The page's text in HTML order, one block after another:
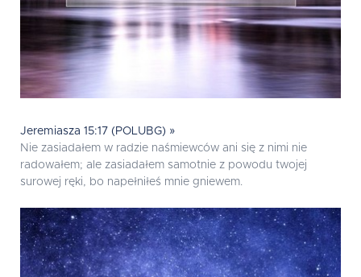
Jeremiasza 15:17 (POLUBG) »
Nie zasiadałem w radzie naśmiewców ani się z nimi nie
radowałem; ale zasiadałem samotnie z powodu twojej
surowej ręki, bo napełniłeś mnie gniewem.